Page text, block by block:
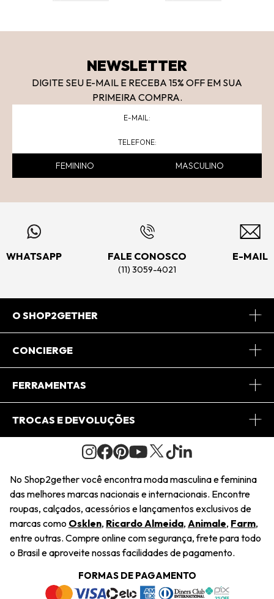
NEWSLETTER
DIGITE SEU E-MAIL E RECEBA 15% OFF EM SUA
PRIMEIRA COMPRA.
FEMININO MASCULINO
WHATSAPP FALE CONOSCO
(11) 3059-4021
E-MAIL
O SHOP2GETHER
Sobre Nós
Journal
Saiu na Mídia
Sustentabilidade
Navegando
Termos e Condições
CONCIERGE
Central de Relacionamento
Regulamento e Promoções
FERRAMENTAS
Minha Conta
Pedido de Presente
Wishlist
TROCAS E DEVOLUÇÕES
Condições Gerais
Troca Fácil
Restituição de Pagamento
Dúvidas Frequentes
Termos e Condições
No Shop2gether você encontra moda masculina e feminina
das melhores marcas nacionais e internacionais. Encontre
roupas, calçados, acessórios e lançamentos exclusivos de
marcas como Osklen, Ricardo Almeida, Animale, Farm,
entre outras. Compre online com segurança, frete para todo
o Brasil e aproveite nossas facilidades de pagamento.
FORMAS DE PAGAMENTO